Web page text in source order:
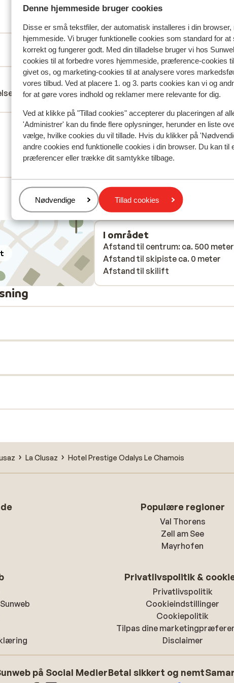
Denne hjemmeside bruger cookies
Disse er små tekstfiler, der automatisk installeres i din
hjemmeside. Vi bruger funktionelle cookies som standard for
korrekt og fungerer godt. Med din tilladelse bruger vi hos
cookies til at forbedre vores hjemmeside, præference-cookies
givet os, og marketing-cookies til at analysere vores
vores tilbud. Ved at placere 1. og 3. parts cookies kan vi og
for at gøre vores indhold og reklamer mere relevante for dig.
Ved at klikke på "Tillad cookies" accepterer du placeringen af
'Administrer' kan du finde flere oplysninger, herunder en liste
vælge, hvilke cookies du vil tillade. Hvis du klikker på
andre cookies end funktionelle cookies i din browser. Du kan til
præferencer eller trække dit samtykke tilbage.
Administrer
Nødvendige Tillad cookies
der ærligt afspejler deres oplevelser med vores produkt.
27. feb. 2025
I området
Afstand til centrum: ca. 500 meter
Afstand til skipiste ca. 0 meter
Afstand til skilift
La Clusaz Hotel Prestige Odalys Le Chamois
Populære regioner
Val Thorens
Zell am See
Mayrhofen
Privatlivspolitik &
Privatlivspolitik
Cookieindstillinger
Cookiepolitik
Tilpas dine
Disclaimer
på Social MedierBetal sikkert og nemt